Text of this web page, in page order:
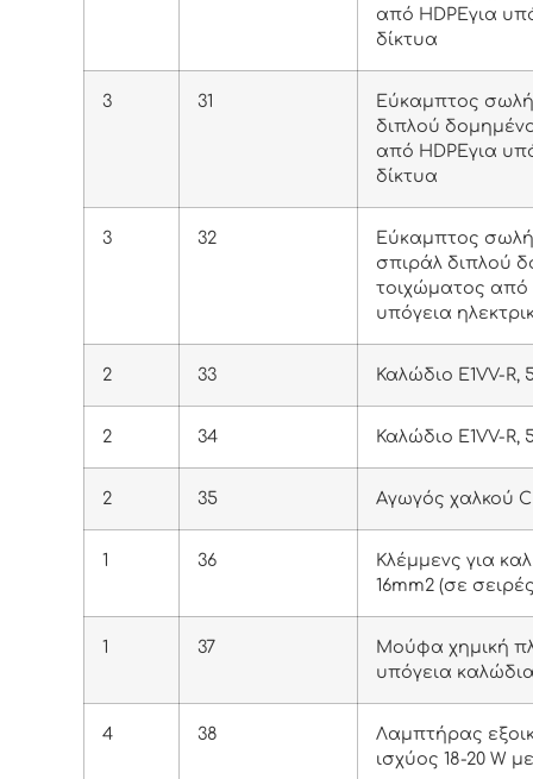
από HDPEγια
δίκτυα
3 31
Εύκαμπτος
διπλού
από HDPEγια
δίκτυα
3 32
Εύκαμπτος
σπιράλ διπλού
τοιχώματος από
υπόγεια
2 33 Καλώδιο E1VV-R,
2 34 Καλώδιο E1VV-R,
2 35 Αγωγός χαλκού
1 36
Κλέμμενς για
16mm2 (σε
1 37
Μούφα χημική
υπόγεια
4 38
Λαμπτήρας
ισχύος 18-20 W